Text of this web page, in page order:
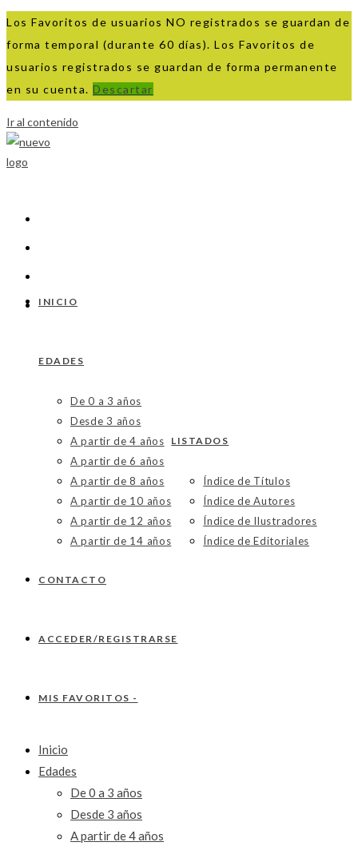
Los Favoritos de usuarios NO registrados se guardan de
forma temporal (durante 60 días). Los Favoritos de
usuarios registrados se guardan de forma permanente
en su cuenta. Descartar
Ir al contenido
INICIO
EDADES
De 0 a 3 años
Desde 3 años
A partir de 4 años
A partir de 6 años
A partir de 8 años
A partir de 10 años
A partir de 12 años
A partir de 14 años
LISTADOS
Índice de Títulos
Índice de Autores
Índice de Ilustradores
Índice de Editoriales
CONTACTO
ACCEDER/REGISTRARSE
MIS FAVORITOS -
Inicio
Edades
De 0 a 3 años
Desde 3 años
A partir de 4 años